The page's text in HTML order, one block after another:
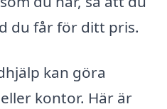
du får för ditt pris.
kan göra
kontor. Här är